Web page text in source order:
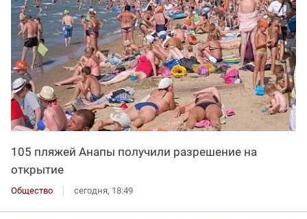
105 пляжей Анапы получили разрешение на
открытие
Общество сегодня, 18:49